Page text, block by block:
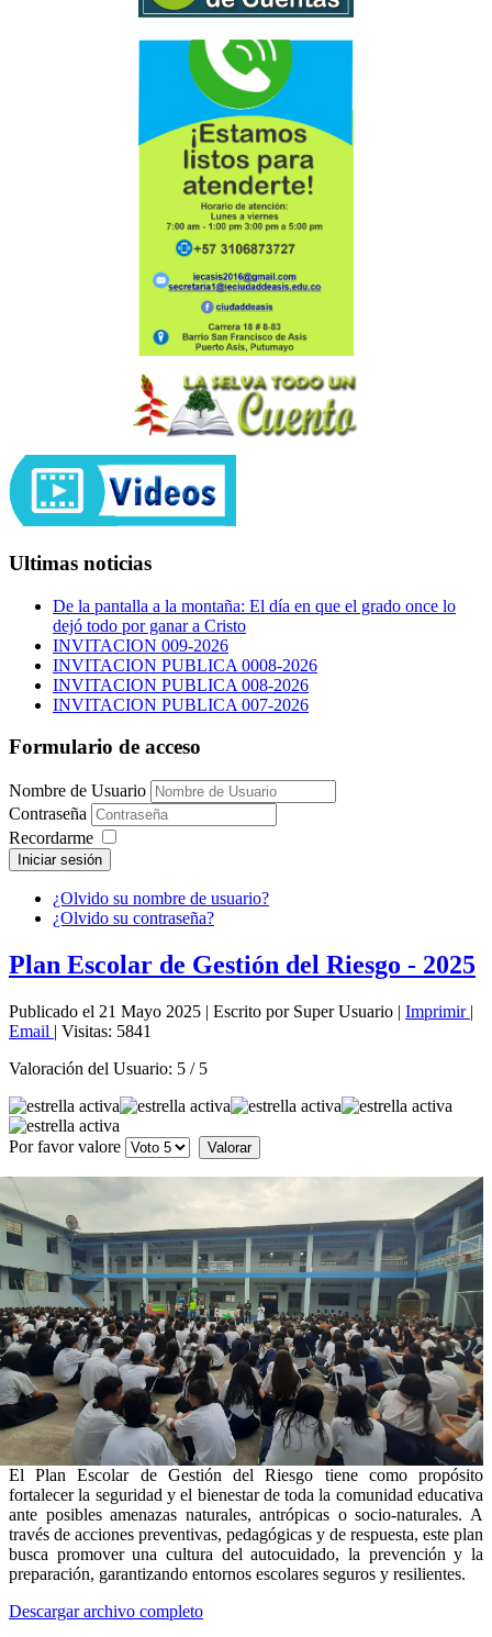
Ultimas noticias
De la pantalla a la montaña: El día en que el grado once lo
dejó todo por ganar a Cristo
INVITACION 009-2026
INVITACION PUBLICA 0008-2026
INVITACION PUBLICA 008-2026
INVITACION PUBLICA 007-2026
Formulario de acceso
Nombre de Usuario
Contraseña
Recordarme
Iniciar sesión
¿Olvido su nombre de usuario?
¿Olvido su contraseña?
Plan Escolar de Gestión del Riesgo - 2025
Publicado el 21 Mayo 2025 | Escrito por Super Usuario | Imprimir |
Email | Visitas: 5841
Valoración del Usuario: 5 / 5
Por favor valore
El Plan Escolar de Gestión del Riesgo tiene como propósito
fortalecer la seguridad y el bienestar de toda la comunidad educativa
ante posibles amenazas naturales, antrópicas o socio-naturales. A
través de acciones preventivas, pedagógicas y de respuesta, este plan
busca promover una cultura del autocuidado, la prevención y la
preparación, garantizando entornos escolares seguros y resilientes.
Descargar archivo completo